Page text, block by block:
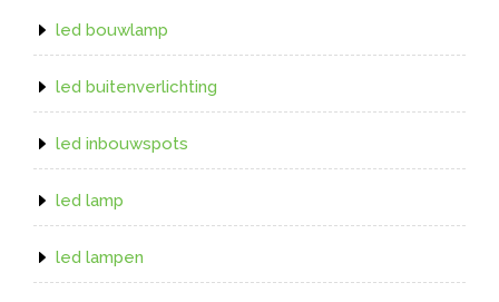
led bouwlamp
led buitenverlichting
led inbouwspots
led lamp
led lampen